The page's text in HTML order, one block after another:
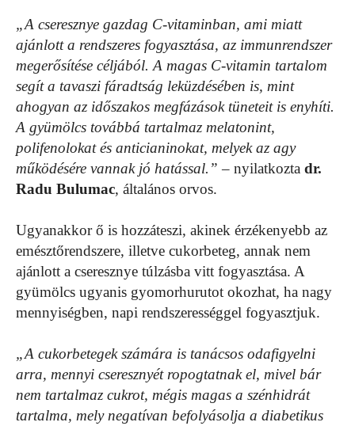
„A cseresznye gazdag C-vitaminban, ami miatt
ajánlott a rendszeres fogyasztása, az immunrendszer
megerősítése céljából. A magas C-vitamin tartalom
segít a tavaszi fáradtság leküzdésében is, mint
ahogyan az időszakos megfázások tüneteit is enyhíti.
A gyümölcs továbbá tartalmaz melatonint,
polifenolokat és anticianinokat, melyek az agy
működésére vannak jó hatással.” – nyilatkozta dr.
Radu Bulumac, általános orvos.
Ugyanakkor ő is hozzáteszi, akinek érzékenyebb az
emésztőrendszere, illetve cukorbeteg, annak nem
ajánlott a cseresznye túlzásba vitt fogyasztása. A
gyümölcs ugyanis gyomorhurutot okozhat, ha nagy
mennyiségben, napi rendszerességgel fogyasztjuk.
„A cukorbetegek számára is tanácsos odafigyelni
arra, mennyi cseresznyét ropogtatnak el, mivel bár
nem tartalmaz cukrot, mégis magas a szénhidrát
tartalma, mely negatívan befolyásolja a diabetikus